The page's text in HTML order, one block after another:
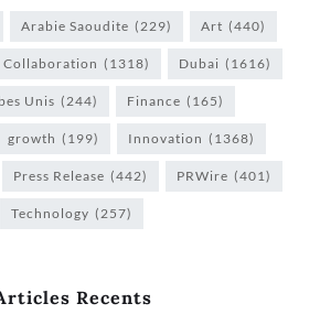
Arabie Saoudite (229) Art (440)
Collaboration (1318) Dubai (1616)
Unis (244) Finance (165)
growth (199) Innovation (1368)
Press Release (442) PRWire (401)
Technology (257)
Recents